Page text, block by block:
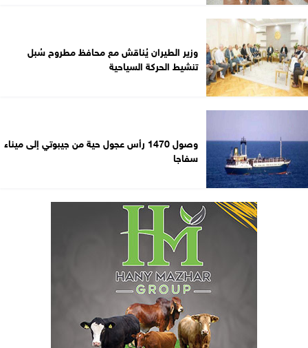
وزير الطيران يُناقش مع محافظ مطروح سُبل
تنشيط الحركة السياحية
وصول 1470 رأس عجول حية من جيبوتي إلى ميناء
سفاجا